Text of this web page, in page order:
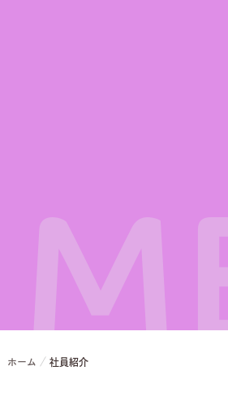
ホーム 社員紹介